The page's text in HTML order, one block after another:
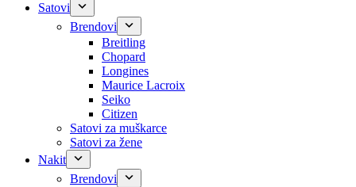
Satovi
Brendovi
Breitling
Chopard
Longines
Maurice Lacroix
Seiko
Citizen
Satovi za muškarce
Satovi za žene
Nakit
Brendovi